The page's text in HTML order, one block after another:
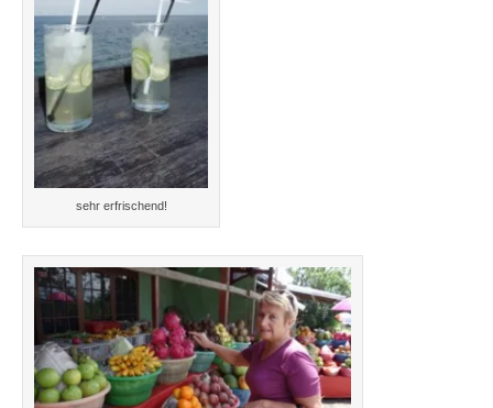
sehr erfrischend!